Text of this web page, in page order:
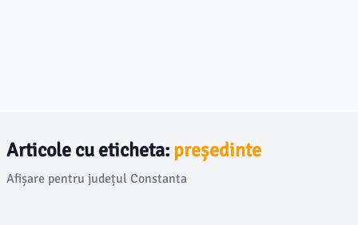
Articole cu eticheta: președinte
Afișare pentru județul Constanta